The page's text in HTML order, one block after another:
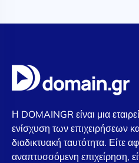
Η DOMAINGR είναι μια
ενίσχυση των επιχειρήσεων
διαδικτυακή ταυτότητα. Είτε
αναπτυσσόμενη επιχείρηση,